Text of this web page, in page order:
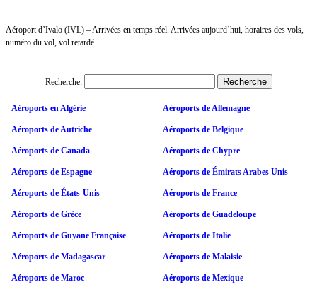
Aéroport d’Ivalo (IVL) – Arrivées en temps réel. Arrivées aujourd’hui, horaires des vols,
numéro du vol, vol retardé.
Recherche:
Aéroports en Algérie Aéroports de Allemagne
Aéroports de Autriche Aéroports de Belgique
Aéroports de Canada Aéroports de Chypre
Aéroports de Espagne Aéroports de Émirats Arabes Unis
Aéroports de États-Unis Aéroports de France
Aéroports de Grèce Aéroports de Guadeloupe
Aéroports de Guyane Française Aéroports de Italie
Aéroports de Madagascar Aéroports de Malaisie
Aéroports de Maroc Aéroports de Mexique